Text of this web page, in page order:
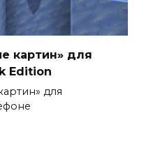
картин» для
Edition
для